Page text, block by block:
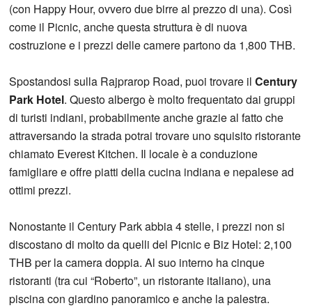
(con Happy Hour, ovvero due birre al prezzo di una). Così
come il Picnic, anche questa struttura è di nuova
costruzione e i prezzi delle camere partono da 1,800 THB.
Spostandosi sulla Rajprarop Road, puoi trovare ilCentury
Park Hotel. Questo albergo è molto frequentato dai gruppi
di turisti indiani, probabilmente anche grazie al fatto che
attraversando la strada potrai trovare uno squisito ristorante
chiamato Everest Kitchen. Il locale è a conduzione
famigliare e offre piatti della cucina indiana e nepalese ad
ottimi prezzi.
Nonostante il Century Park abbia 4 stelle, i prezzi non si
discostano di molto da quelli del Picnic e Biz Hotel: 2,100
THB per la camera doppia. Al suo interno ha cinque
ristoranti (tra cui “Roberto”, un ristorante italiano), una
piscina con giardino panoramico e anche la palestra.